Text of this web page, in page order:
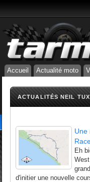
Accueil Actualité moto
ACTUALITÉS NEIL
Une
Eh
d'initier une nouvelle